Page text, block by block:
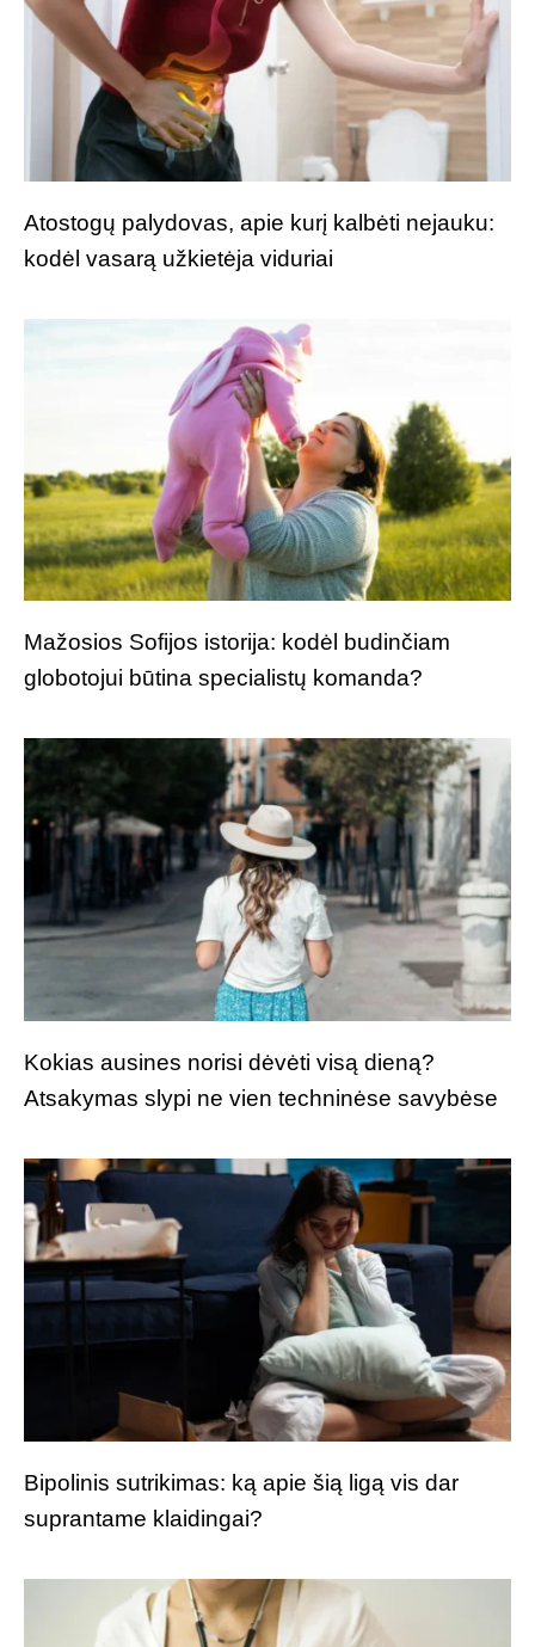
Atostogų palydovas, apie kurį kalbėti nejauku:
kodėl vasarą užkietėja viduriai
Mažosios Sofijos istorija: kodėl budinčiam
globotojui būtina specialistų komanda?
Kokias ausines norisi dėvėti visą dieną?
Atsakymas slypi ne vien techninėse savybėse
Bipolinis sutrikimas: ką apie šią ligą vis dar
suprantame klaidingai?